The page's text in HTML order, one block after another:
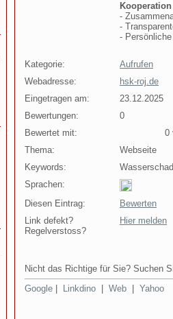
-
-
-
Kategorie:
Aufrufen
Webadresse:
hsk-roj.de
Eingetragen am:
23.12.2025
Bewertungen:
0
Bewertet mit:
0
Thema:
Webseite
Keywords:
Sprachen:
Diesen Eintrag:
Bewerten
Link defekt?
Regelverstoss?
Hier melden
Nicht das Richtige für Sie? Suchen
Google
Linkdino Web Yahoo